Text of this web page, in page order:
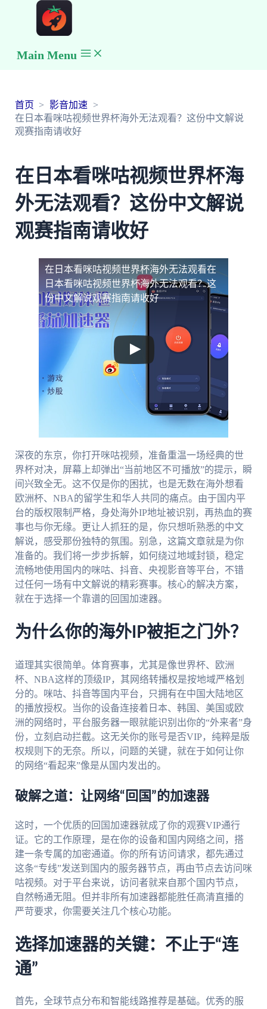
Main Menu
首页
影音加速
在日本看咪咕视频世界杯海外无法观看？这份中文解说
观赛指南请收好
在日本看咪咕视频世界杯海
外无法观看？这份中文解说
观赛指南请收好
在日本看咪咕视频世界杯海外无法观看在
日本看咪咕视频世界杯海外无法观看？这
份中文解说观赛指南请收好
深夜的东京，你打开咪咕视频，准备重温一场经典的世
界杯对决，屏幕上却弹出“当前地区不可播放”的提示，瞬
间兴致全无。这不仅是你的困扰，也是无数在海外想看
欧洲杯、NBA的留学生和华人共同的痛点。由于国内平
台的版权限制严格，身处海外IP地址被识别，再热血的赛
事也与你无缘。更让人抓狂的是，你只想听熟悉的中文
解说，感受那份独特的氛围。别急，这篇文章就是为你
准备的。我们将一步步拆解，如何绕过地域封锁，稳定
流畅地使用国内的咪咕、抖音、央视影音等平台，不错
过任何一场有中文解说的精彩赛事。核心的解决方案，
就在于选择一个靠谱的回国加速器。
为什么你的海外IP被拒之门外？
道理其实很简单。体育赛事，尤其是像世界杯、欧洲
杯、NBA这样的顶级IP，其网络转播权是按地域严格划
分的。咪咕、抖音等国内平台，只拥有在中国大陆地区
的播放授权。当你的设备连接着日本、韩国、美国或欧
洲的网络时，平台服务器一眼就能识别出你的“外来者”身
份，立刻启动拦截。这无关你的账号是否VIP，纯粹是版
权规则下的无奈。所以，问题的关键，就在于如何让你
的网络“看起来”像是从国内发出的。
破解之道：让网络“回国”的加速器
这时，一个优质的回国加速器就成了你的观赛VIP通行
证。它的工作原理，是在你的设备和国内网络之间，搭
建一条专属的加密通道。你的所有访问请求，都先通过
这条“专线”发送到国内的服务器节点，再由节点去访问咪
咕视频。对于平台来说，访问者就来自那个国内节点，
自然畅通无阻。但并非所有加速器都能胜任高清直播的
严苛要求，你需要关注几个核心功能。
选择加速器的关键：不止于“连
通”
首先，全球节点分布和智能线路推荐是基础。优秀的服